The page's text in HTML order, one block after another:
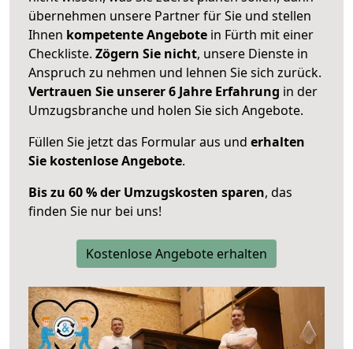
übernehmen unsere Partner für Sie und stellen
Ihnen kompetente Angebote in Fürth mit einer
Checkliste. Zögern Sie nicht, unsere Dienste in
Anspruch zu nehmen und lehnen Sie sich zurück.
Vertrauen Sie unserer 6 Jahre Erfahrung in der
Umzugsbranche und holen Sie sich Angebote.
Füllen Sie jetzt das Formular aus und erhalten
Sie kostenlose Angebote.
Bis zu 60 % der Umzugskosten sparen, das
finden Sie nur bei uns!
Kostenlose Angebote erhalten